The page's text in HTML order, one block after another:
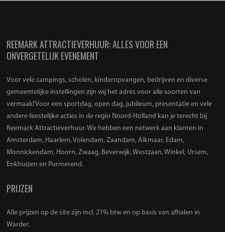
REEMARK ATTRACTIEVERHUUR: ALLES VOOR EEN
ONVERGETELIJK EVENEMENT
Voor vele campings, scholen, kinderopvangen, bedrijven en diverse
gemeentelijke instellingen zijn wij het adres voor alle soorten van
vermaak! Voor een sportdag, open dag, jubileum, presentatie en vele
andere feestelijke acties in de regio Noord-Holland kan je terecht bij
Reemark Attractieverhuur. We hebben een netwerk aan klanten in
Amsterdam, Haarlem, Volendam, Zaandam, Alkmaar, Edam,
Monnickendam, Hoorn, Zwaag, Beverwijk, Westzaan, Winkel, Ursem,
Enkhuizen en Purmerend.
PRIJZEN
Alle prijzen op de site zijn incl. 21% btw en op basis van afhalen in
Warder.